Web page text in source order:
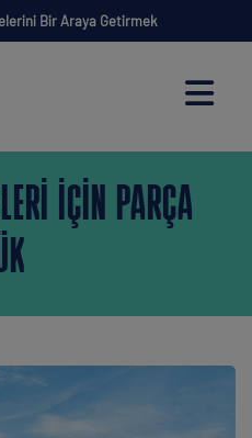
Bir Araya Getirmek
IÇIN PARÇA